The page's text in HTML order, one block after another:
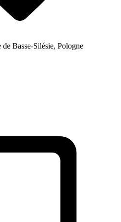
Basse-Silésie, Pologne